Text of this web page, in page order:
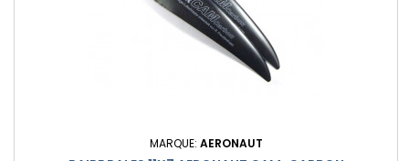
MARQUE: AERONAUT